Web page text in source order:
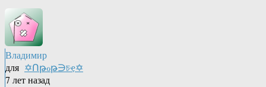
Владимир
для ✡Ոթℴթ∋চҿ✡
7 лет назад